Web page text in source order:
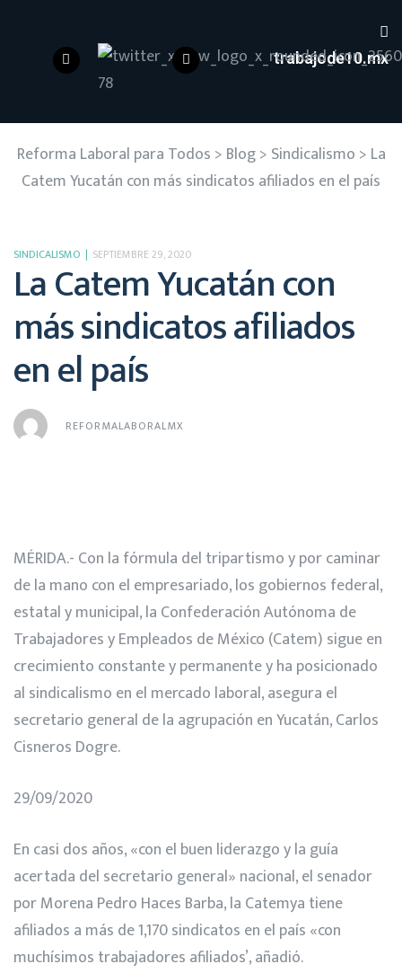
trabajode10.mx
Reforma Laboral para Todos > Blog> Sindicalismo > La
Catem Yucatán con más sindicatos afiliados en el país
SINDICALISMO SEPTIEMBRE 29, 2020
La Catem Yucatán con
más sindicatos afiliados
en el país
REFORMALABORALMX
MÉRIDA.- Con la fórmula del tripartismo y por caminar
de la mano con el empresariado, los gobiernos federal,
estatal y municipal, la Confederación Autónoma de
Trabajadores y Empleados de México (Catem) sigue en
crecimiento constante y permanente y ha posicionado
al sindicalismo en el mercado laboral, asegura el
secretario general de la agrupación en Yucatán, Carlos
Cisneros Dogre.
29/09/2020
En casi dos años, «con el buen liderazgo y la guía
acertada del secretario general» nacional, el senador
por Morena Pedro Haces Barba, la Catemya tiene
afiliados a más de 1,170 sindicatos en el país «con
muchísimos trabajadores afiliados’, añadió.